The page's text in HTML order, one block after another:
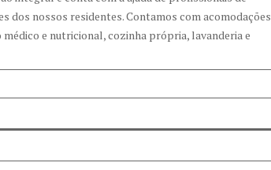
dos nossos residentes. Contamos com acomodações
e nutricional, cozinha própria, lavanderia e